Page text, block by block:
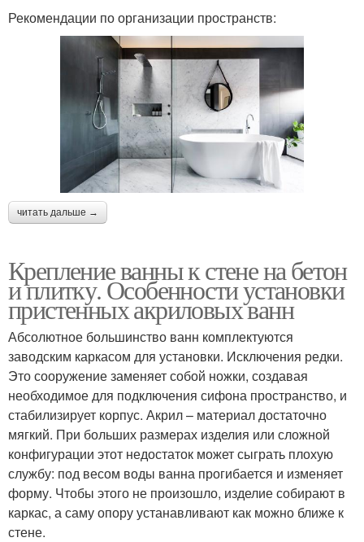
Рекомендации по организации пространств:
читать дальше →
Крепление ванны к стене на бетон
и плитку. Особенности установки
пристенных акриловых ванн
Абсолютное большинство ванн комплектуются
заводским каркасом для установки. Исключения редки.
Это сооружение заменяет собой ножки, создавая
необходимое для подключения сифона пространство, и
стабилизирует корпус. Акрил – материал достаточно
мягкий. При больших размерах изделия или сложной
конфигурации этот недостаток может сыграть плохую
службу: под весом воды ванна прогибается и изменяет
форму. Чтобы этого не произошло, изделие собирают в
каркас, а саму опору устанавливают как можно ближе к
стене.